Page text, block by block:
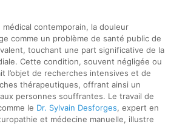
médical contemporain, la douleur
comme un problème de santé public de
touchant une part significative de la
Cette condition, souvent négligée ou
l’objet de recherches intensives et de
thérapeutiques, offrant ainsi un
personnes souffrantes. Le travail de
le Dr. Sylvain Desforges, expert en
et médecine manuelle, illustre